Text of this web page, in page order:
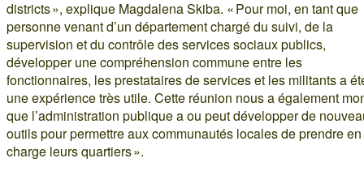
districts », explique Magdalena Skiba. « Pour moi, en tant que
personne venant d’un département chargé du suivi, de la
supervision et du contrôle des services sociaux publics,
développer une compréhension commune entre les
fonctionnaires, les prestataires de services et les militants a
une expérience très utile. Cette réunion nous a également
que l’administration publique a ou peut développer de
outils pour permettre aux communautés locales de prendre en
charge leurs quartiers ».